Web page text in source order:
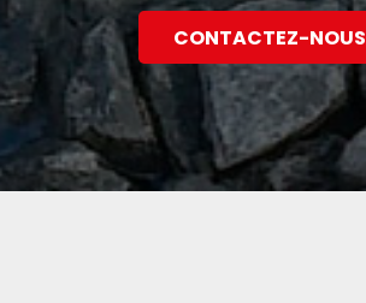
CONTACTEZ-NOUS